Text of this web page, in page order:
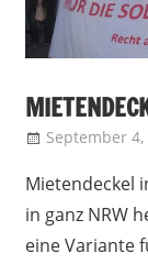
September 4,
Mietendeckel
in ganz NRW
eine Variante